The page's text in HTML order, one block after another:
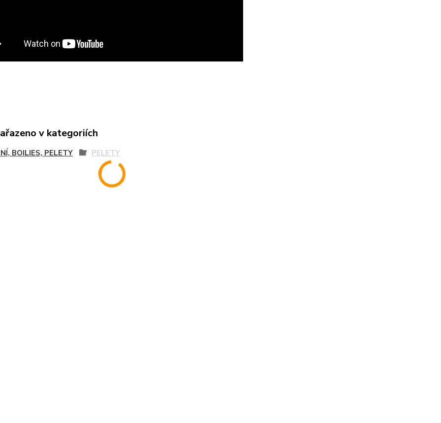
v kategoriích
BOILIES, PELETY PELETY